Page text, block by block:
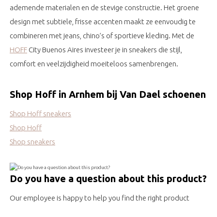
ademende materialen en de stevige constructie. Het groene
design met subtiele, frisse accenten maakt ze eenvoudig te
combineren met jeans, chino’s of sportieve kleding. Met de
HOFF City Buenos Aires investeer je in sneakers die stijl,
comfort en veelzijdigheid moeiteloos samenbrengen.
Shop Hoff in Arnhem bij Van Dael schoenen
Shop Hoff sneakers
Shop Hoff
Shop sneakers
Do you have a question about this product?
Our employee is happy to help you find the right product